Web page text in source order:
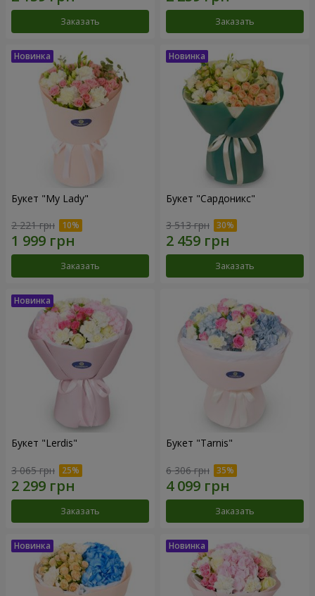
Заказать Заказать
Букет "My Lady"
2 221 грн
Заказать
Букет "Сардоникс"
3 513 грн
Заказать
Букет "Lerdis"
3 065 грн
Заказать
Букет "Tarnis"
6 306 грн
Заказать